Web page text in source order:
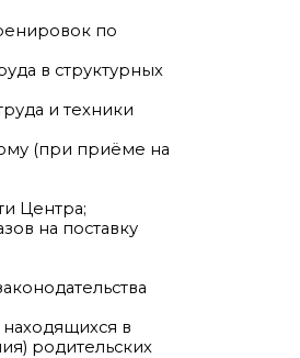
по
в структурных
и техники
(при приёме на
Центра;
на поставку
в
родительских